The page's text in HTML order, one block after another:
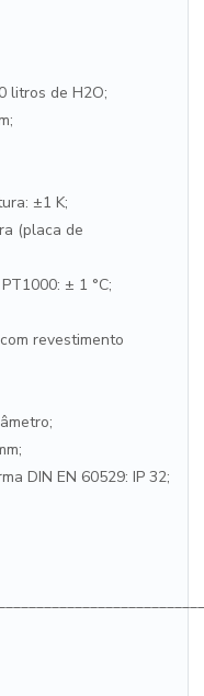
litros de H2O;
±1 K;
(placa de
± 1 °C;
revestimento
DIN EN 60529: IP 32;